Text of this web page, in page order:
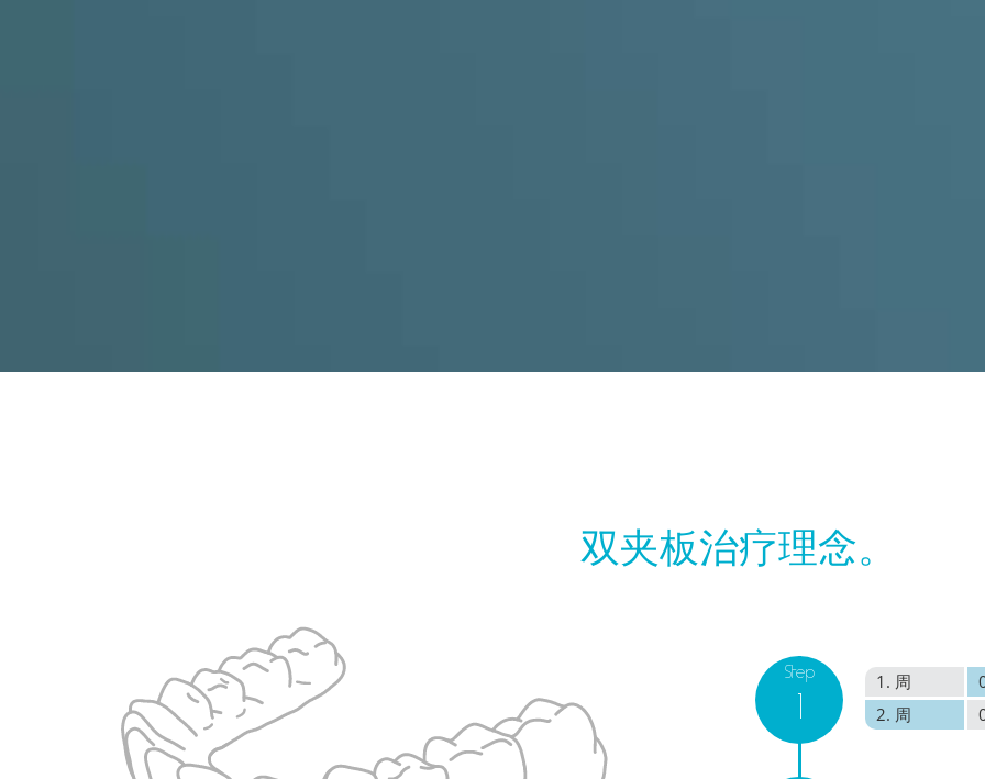
双夹板治疗理念。
Step
1
1. 周
2. 周